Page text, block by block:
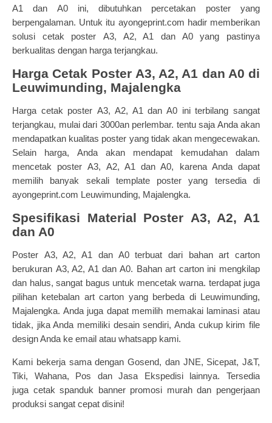
A1 dan A0 ini, dibutuhkan percetakan poster yang
berpengalaman. Untuk itu ayongeprint.com hadir memberikan
solusi cetak poster A3, A2, A1 dan A0yang pastinya
berkualitas dengan harga terjangkau.
Harga Cetak Poster A3, A2, A1 dan A0 di
Leuwimunding, Majalengka
Harga cetak posterA3, A2, A1 dan A0 ini terbilang sangat
terjangkau, mulai dari 3000an perlembar. tentu saja Anda akan
mendapatkan kualitas poster yang tidak akan mengecewakan.
Selain harga, Anda akan mendapat kemudahan dalam
mencetak posterA3, A2, A1 dan A0, karena Anda dapat
memilih banyak sekali template poster yang tersedia di
ayongeprint.com Leuwimunding, Majalengka.
Spesifikasi Material Poster A3, A2, A1
dan A0
Poster A3, A2, A1 dan A0terbuat dari bahan art carton
berukuran A3, A2, A1 dan A0. Bahan art carton ini mengkilap
dan halus, sangat bagus untuk mencetak warna. terdapat juga
pilihan ketebalan art carton yang berbeda di Leuwimunding,
Majalengka. Anda juga dapat memilih memakai laminasi atau
tidak, jika Anda memiliki desain sendiri, Anda cukup kirim file
design Anda ke email atau whatsapp kami.
Kami bekerja sama dengan Gosend, dan JNE, Sicepat, J&T,
Tiki, Wahana, Pos dan Jasa Ekspedisi lainnya. Tersedia
juga cetak spanduk bannerpromosi murah dan pengerjaan
produksi sangat cepat disini!